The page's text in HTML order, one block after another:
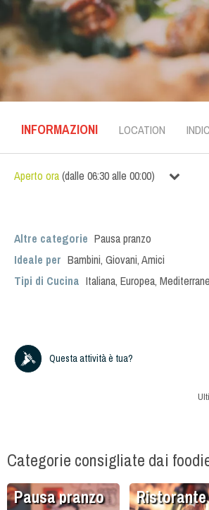
INFORMAZIONI LOCATION
Aperto ora(dalle 06:30alle 00:00)
Altre categorie Pausa pranzo
Ideale per Bambini, Giovani,Amici
Tipi di Cucina Italiana, Europea,
Questa attività è tua?
Categorie consigliate dai
Pausa pranzo Ristorante